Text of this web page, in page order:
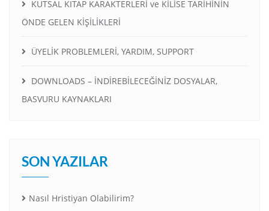
KUTSAL KITAP KARAKTERLERİ ve KİLİSE TARİHİNİN
ÖNDE GELEN KİŞİLİKLERİ
ÜYELİK PROBLEMLERİ, YARDIM, SUPPORT
DOWNLOADS – İNDİREBİLECEĞİNİZ DOSYALAR,
BASVURU KAYNAKLARI
SON YAZILAR
Nasıl Hristiyan Olabilirim?